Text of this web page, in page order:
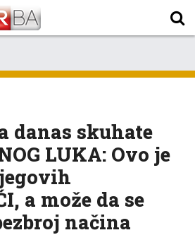
danas skuhate
LUKA: Ovo je
a može da se
načina